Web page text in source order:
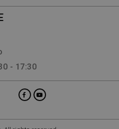
- 17:30